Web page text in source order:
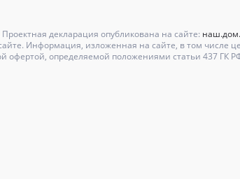
декларация опубликована на сайте:
Информация, изложенная на сайте, в том числе
офертой, определяемой положениями статьи 437 ГК